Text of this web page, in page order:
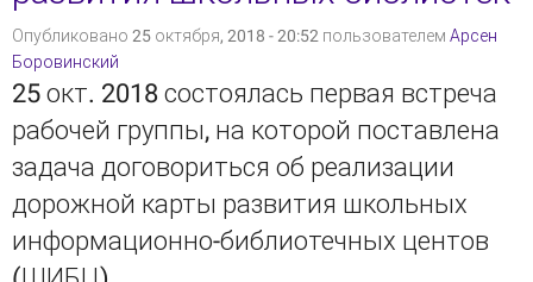
Опубликовано 25 октября, 2018 - 20:52 пользователем Арсен
Боровинский
25 окт. 2018 состоялась первая встреча
рабочей группы, на которой поставлена
задача договориться об реализации
дорожной карты развития школьных
информационно-библиотечных центов